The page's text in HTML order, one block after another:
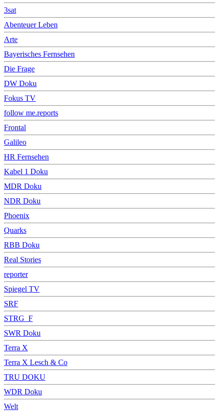
3sat
Abenteuer Leben
Arte
Bayerisches Fernsehen
Die Frage
DW Doku
Fokus TV
follow me.reports
Frontal
Galileo
HR Fernsehen
Kabel 1 Doku
MDR Doku
NDR Doku
Phoenix
Quarks
RBB Doku
Real Stories
reporter
Spiegel TV
SRF
STRG_F
SWR Doku
Terra X
Terra X Lesch & Co
TRU DOKU
WDR Doku
Welt